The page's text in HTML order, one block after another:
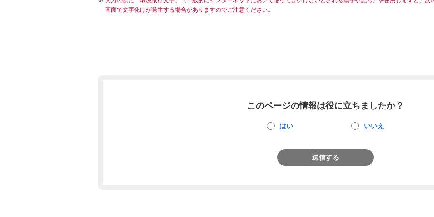
画面で文字化けが発生する場合がありますのでご注意ください。
このページの情報は役に立ちましたか？
はい いいえ
送信する